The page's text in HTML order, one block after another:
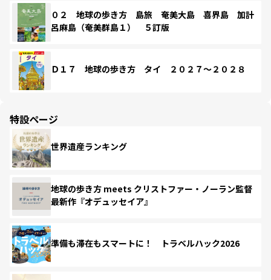
０２ 地球の歩き方 島旅 奄美大島 喜界島 加計
呂麻島（奄美群島１） ５訂版
Ｄ１７ 地球の歩き方 タイ ２０２７～２０２８
特設ページ
世界遺産ランキング
地球の歩き方 meets クリストファー・ノーラン監督
最新作『オデュッセイア』
準備も滞在もスマートに！ トラベルハック2026